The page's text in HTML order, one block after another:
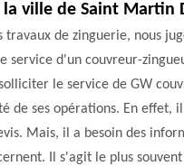
ville de Saint Martin
travaux de zinguerie, nous
service d'un couvreur-
le service de GW
de ses opérations. En effet,
Mais, il a besoin des
Il s'agit le plus